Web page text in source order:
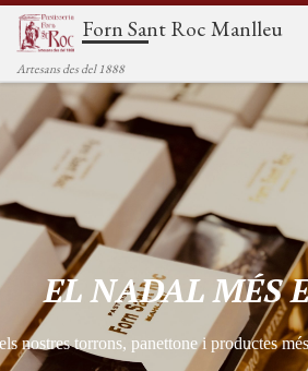
Saltar al contenidoForn Sant Roc Manlleu
Artesans des del 1888
EL NADAL MÉS
nostres torrons, panettone i productes